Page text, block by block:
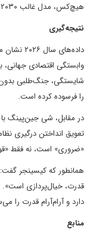
هیچ‌کس، مدل غالب ۲۰۳۰ خواهد بود.
نتیجه‌گیری
وابستگی اقتصادی جهانی،
شایستگی، جنگ‌طلبی بدون
را فرسوده کرده است.
در مقابل، شی جین‌پینگ با
تعویق انداختن درگیری
«ضروری» است، نه فقط
همانطور که کیسینجر
قدرت، خیال‌پردازی
دارد و آرام‌آرام قدرت را
منابع